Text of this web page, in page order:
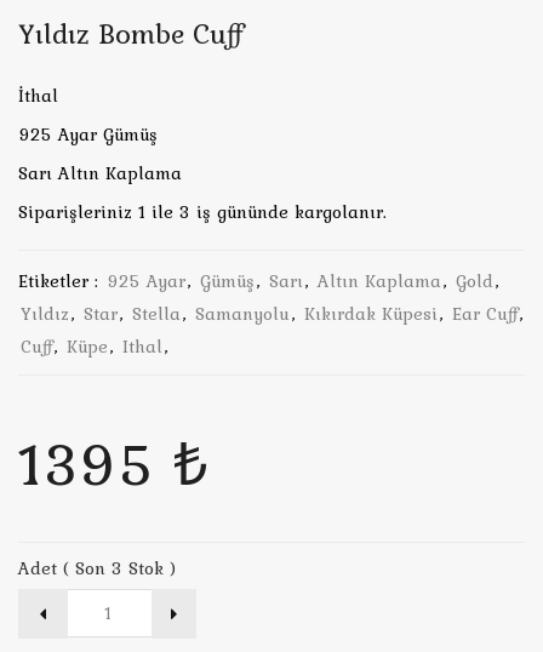
Yıldız Bombe Cuff
İthal
925 Ayar Gümüş
Sarı Altın Kaplama
Siparişleriniz 1 ile 3 iş gününde kargolanır.
Etiketler : 925 Ayar, Gümüş, Sarı, Altın Kaplama, Gold,
Yıldız, Star, Stella, Samanyolu, Kıkırdak Küpesi, Ear Cuff,
Cuff, Küpe, Ithal,
1395 ₺
Adet ( Son 3 Stok )